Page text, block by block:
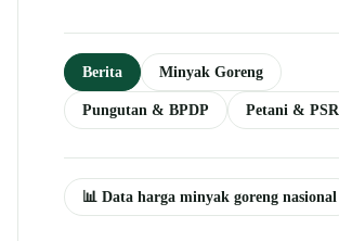
Berita Minyak Goreng
Pungutan & BPDP Petani & PSR
📊 Data harga minyak goreng nasional